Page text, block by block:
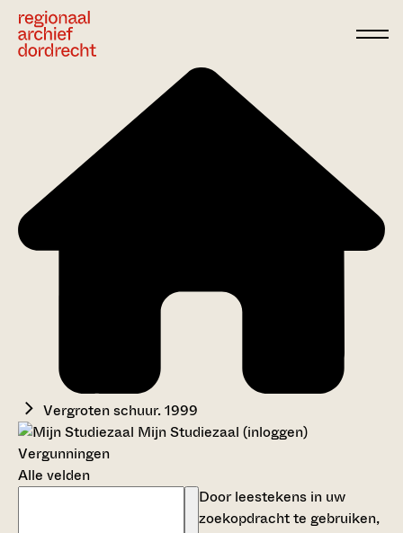
Vergroten schuur. 1999
Mijn Studiezaal (inloggen)
Vergunningen
Alle velden
Door leestekens in uw
zoekopdracht te gebruiken,